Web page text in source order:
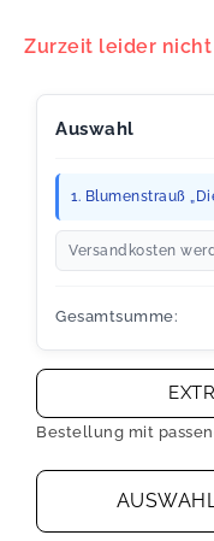
ertung
Zurzeit leider
Auswahl
1. Blumenstrauß
Versandkosten
Gesamtsumme:
Bestellung mit